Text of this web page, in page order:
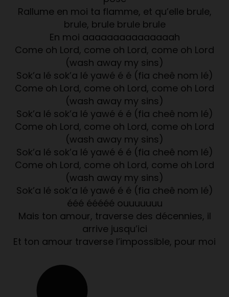
Rallume en moi ta flamme, et qu’elle brule,
brule, brule brule brule
En moi aaaaaaaaaaaaaaah
Come oh Lord, come oh Lord, come oh Lord
(wash away my sins)
Sok’a lé sok’a lé yawé é é (fia cheê nom lé)
Come oh Lord, come oh Lord, come oh Lord
(wash away my sins)
Sok’a lé sok’a lé yawé é é (fia cheê nom lé)
Come oh Lord, come oh Lord, come oh Lord
(wash away my sins)
Sok’a lé sok’a lé yawé é é (fia cheê nom lé)
Come oh Lord, come oh Lord, come oh Lord
(wash away my sins)
Sok’a lé sok’a lé yawé é é (fia cheê nom lé)
ééé ééééé ouuuuuuu
Mais ton amour, traverse des décennies, il
arrive jusqu’ici
Et ton amour traverse l’impossible, pour moi